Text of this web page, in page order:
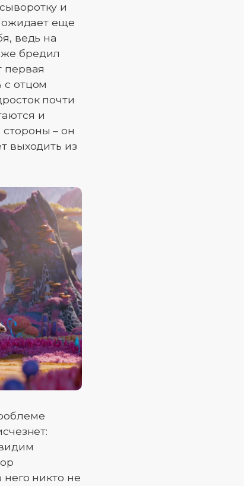
и
ожидает еще
ведь на
бредил
первая
с отцом
почти
и
– он
выходить из
никто не